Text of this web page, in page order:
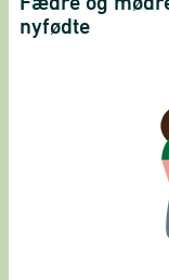
nyfødte